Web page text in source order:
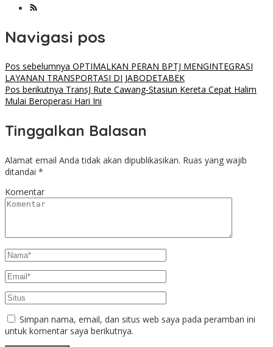
Navigasi pos
Pos sebelumnya OPTIMALKAN PERAN BPTJ MENGINTEGRASI
LAYANAN TRANSPORTASI DI JABODETABEK
Pos berikutnya TransJ Rute Cawang-Stasiun Kereta Cepat Halim
Mulai Beroperasi Hari Ini
Tinggalkan Balasan
Alamat email Anda tidak akan dipublikasikan. Ruas yang wajib
ditandai *
Komentar
Simpan nama, email, dan situs web saya pada peramban ini
untuk komentar saya berikutnya.